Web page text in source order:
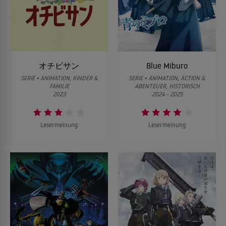
03
Ein Regierungswechsel!
Nobunaga hat nun endlich einen Shogun auf seiner Seite. Er
kehrt zurück nach Gifu, wo Kicho sehnlichst auf ihn wartet. Doch
es gibt auch welche, die von seinen Erfolgen ganz und gar nicht
04
Der Kampf um Rokujo, während der Dämon weg
ist
Der Kaiserpalast wird angegriffen! Akechi Mitsuhide muss sich
mit Chidori und Suke-chan vier alten Bekannten stellen, die
Hosokawa Fujitaka betritt das Schlachtfeld in Kyo und beglückt
uns ebenfalls mit seiner überlegenen Dichtkunst!
06
Wir schreiben das Jahr 1569 im Westen
Luís Fróis ist übers Meer aus einem fernen Land angereist, um in
Japan Missionarsarbeit zu betreiben. Aber eigentlich möchte er
nur etwas Sightseeing machen ...
03
Chidori tanzt
Isono prescht bis zu Nobunaga vor, wird dort aber von den
Umamawari aufgehalten. Schließlich fordert Chidori ganz alleine
Isono und seine Männer zum Kampf.
Tokugawa und Asakura stehen sich auf dem Schlachtfeld
gegenüber. Ebenso Honda und Magara. Wer wird den Sieg
davontragen?
Die Pflicht eines Kriegers
Magara ist von der Tokugawa-Armee umzingelt und dem Tode
06
Der Duell-Mistkerl Endo-san
Endo trifft die Entscheidung, Nobunaga zu ermorden, indem er
sein Lager infiltriert. Ob er damit Erfolg hat?
07
Nur über meine Leiche
Endo dringt erfolgreich in Nobunagas Lager ein, wird jedoch
entlarvt. Kann er sich trotzdem noch Nobunagas Kopf holen?
オチビサン
SERIE • ANIMATION, KINDER &
FAMILIE
2023
Lesermeinung
Blue Miburo
SERIE • ANIMATION, ACTION &
ABENTEUER, HISTORISCH
2024 - 2025
Lesermeinung